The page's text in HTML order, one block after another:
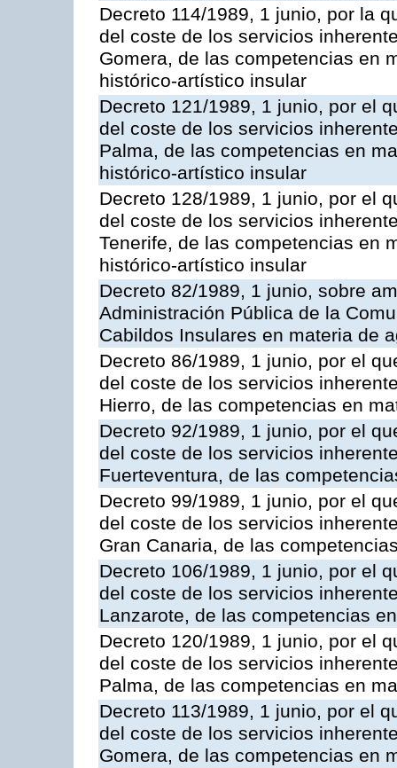
Decreto 114/1989, 1 junio, por la
del coste de los servicios
Gomera, de las competencias en
histórico-artístico insular
Decreto 121/1989, 1 junio, por el
del coste de los servicios
Palma, de las competencias en
histórico-artístico insular
Decreto 128/1989, 1 junio, por el
del coste de los servicios
Tenerife, de las competencias en
histórico-artístico insular
Decreto 82/1989, 1 junio, sobre
Administración Pública de la
Cabildos Insulares en materia de
Decreto 86/1989, 1 junio, por el
del coste de los servicios
Hierro, de las competencias en
Decreto 92/1989, 1 junio, por el
del coste de los servicios
Fuerteventura, de las
Decreto 99/1989, 1 junio, por el
del coste de los servicios
Gran Canaria, de las
Decreto 106/1989, 1 junio, por el
del coste de los servicios
Lanzarote, de las competencias
Decreto 120/1989, 1 junio, por el
del coste de los servicios
Palma, de las competencias en
Decreto 113/1989, 1 junio, por el
del coste de los servicios
Gomera, de las competencias en